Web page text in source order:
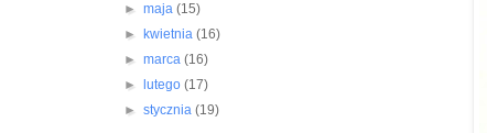
► maja (15)
►
kwietnia (16)
► marca (16)
►
lutego (17)
► stycznia (19)